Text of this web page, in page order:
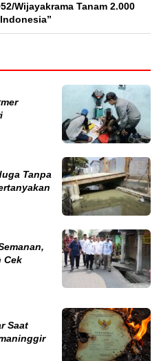
Wijayakrama Tanam 2.000
Tanpa
Cek
Saat